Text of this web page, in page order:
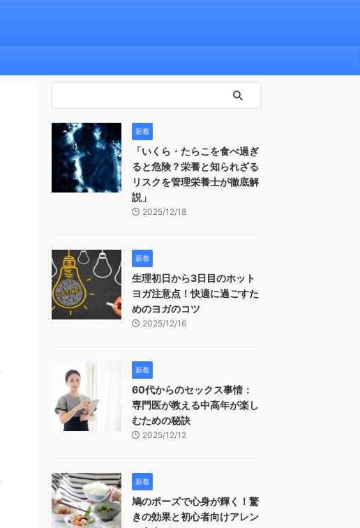
新着
「いくら・たらこを食べ過ぎ
ると危険？栄養と知られざる
リスクを管理栄養士が徹底解
説」
2025/12/18
新着
生理初日から3日目のホット
ヨガ注意点！快適に過ごすた
めのヨガのコツ
2025/12/16
新着
60代からのセックス事情：
専門医が教える中高年が楽し
むための秘訣
2025/12/12
新着
鳩のポーズで心身が輝く！驚
きの効果と初心者向けアレン